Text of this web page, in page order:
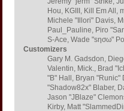
Hou, KGIII, Kill Em All,
Michele "Illori" Davis,
Paul_Pauline, Piro
S-Ace, Wade "sησω"
Customizers
Gary M. Gadsdon,
Valentin, Mick., Brad
"B" Hall, Bryan "Runic"
"Shadow82x" Blaber,
Jason "JBlaze"
Kirby, Matt